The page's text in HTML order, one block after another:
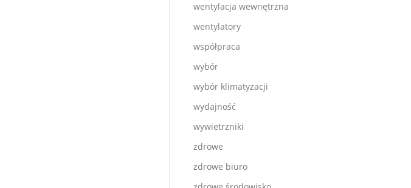
wentylacja wewnętrzna
wentylatory
współpraca
wybór
wybór klimatyzacji
wydajność
wywietrzniki
zdrowe
zdrowe biuro